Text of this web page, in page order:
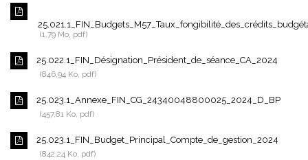
1,79 Mo, pdf
25.022.1_FIN_Désignation_Président_de_séance_CA_2024
846,94 Ko, pdf
25.023.1_Annexe_FIN_CG_24340048800025_2024_D_BP
457,81 Ko, pdf
25.023.1_FIN_Budget_Principal_Compte_de_gestion_2024
842,24 Ko, pdf